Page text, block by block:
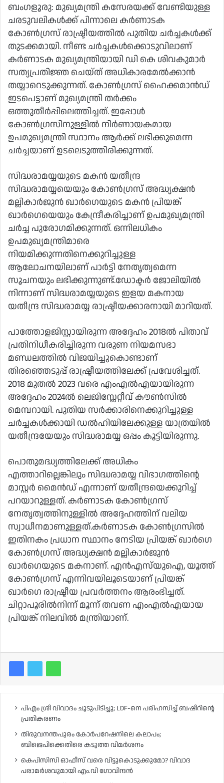
ബംഗളൂരു: മുഖ്യമന്ത്രി കസേരയക്ക് വേണ്ടിയുള്ള
ചരടുവലികൾക്ക് പിന്നാലെ കർണാടക
കോൺഗ്രസ് രാഷ്ട്രീയത്തിൽ പുതിയ ചർച്ചകൾക്ക്
തുടക്കമായി. നീണ്ട ചർച്ചകൾക്കൊടുവിലാണ്
കർണാടക മുഖ്യമന്ത്രിയായി ഡി കെ ശിവകുമാർ
സത്യപ്രതിജ്ഞ ചെയ്ത് അധികാരമേൽക്കാൻ
തയ്യാറെടുക്കുന്നത്. കോൺഗ്രസ് ഹൈക്കമാൻഡ്
ഇടപെട്ടാണ് മുഖ്യമന്ത്രി തർക്കം
ഒത്തുതീർപ്പിലെത്തിച്ചത്. ഇപ്പോൾ
കോൺഗ്രസിനുള്ളിൽ നിർണായകമായ
ഉപമുഖ്യമന്ത്രി സ്ഥാനം ആർക്ക് ലഭിക്കുമെന്ന
ചർച്ചയാണ് ഉടലെടുത്തിരിക്കുന്നത്.
സിദ്ധരാമയ്യയുടെ മകൻ യതീന്ദ്ര
സിദ്ധരാമയ്യയെയും കോൺഗ്രസ് അദ്ധ്യക്ഷൻ
മല്ലികാർജുൻ ഖാർഗെയുടെ മകൻ പ്രിയങ്ക്
ഖാർഗെയെയും കേന്ദ്രീകരിച്ചാണ് ഉപമുഖ്യമന്ത്രി
ചർച്ച പുരോഗമിക്കുന്നത്. ഒന്നിലധികം
ഉപമുഖ്യമന്ത്രിമാരെ
നിയമിക്കുന്നതിനെക്കുറിച്ചുള്ള
ആലോചനയിലാണ് പാർട്ടി നേതൃത്വമെന്ന
സൂചനയും ലഭിക്കുന്നുണ്ട്.ഡോക്ടർ ജോലിയിൽ
നിന്നാണ് സിദ്ധരാമയ്യയുടെ ഇളയ മകനായ
യതീന്ദ്ര സിദ്ധരാമയ്യ രാഷ്ട്രീയക്കാരനായി മാറിയത്.
പാത്തോളജിസ്റ്റായിരുന്ന അദ്ദേഹം 2018ൽ പിതാവ്
പ്രതിനിധീകരിച്ചിരുന്ന വരുണ നിയമസഭാ
മണ്ഡലത്തിൽ വിജയിച്ചുകൊണ്ടാണ്
തിരഞ്ഞെടുപ്പ് രാഷ്ട്രീയത്തിലേക്ക് പ്രവേശിച്ചത്.
2018 മുതൽ 2023 വരെ എംഎൽഎയായിരുന്ന
അദ്ദേഹം 2024ൽ ലെജിസ്ലേറ്റീവ് കൗൺസിൽ
മെമ്പറായി. പുതിയ സർക്കാരിനെക്കുറിച്ചുള്ള
ചർച്ചകൾക്കായി ഡൽഹിയിലേക്കുള്ള യാത്രയിൽ
യതീന്ദ്രയേയും സിദ്ധരാമയ്യ ഒപ്പം കൂട്ടിയിരുന്നു.
പൊതുമദ്ധ്യത്തിലേക്ക് അധികം
എത്താറില്ലെങ്കിലും സിദ്ധരാമയ്യ വിഭാഗത്തിന്റെ
മാസ്റ്റർ മൈൻഡ് എന്നാണ് യതീന്ദ്രയെക്കുറിച്ച്
പറയാറുള്ളത്. കർണാടക കോൺഗ്രസ്
നേതൃത്വത്തിനുള്ളിൽ അദ്ദേഹത്തിന് വലിയ
സ്വാധീനമാണുള്ളത്.കർണാടക കോൺഗ്രസിൽ
ഇതിനകം പ്രധാന സ്ഥാനം നേടിയ പ്രിയങ്ക് ഖാർഗെ
കോൺഗ്രസ് അദ്ധ്യക്ഷൻ മല്ലികാർജുൻ
ഖാർഗെയുടെ മകനാണ്. എൻഎസ്‌യുഐ, യൂത്ത്
കോൺഗ്രസ് എന്നിവയിലൂടെയാണ് പ്രിയങ്ക്
ഖാർഗെ രാഷ്ട്രീയ പ്രവർത്തനം ആരംഭിച്ചത്.
ചിറ്റാപൂരിൽനിന്ന് മൂന്ന് തവണ എംഎൽഎയായ
പ്രിയങ്ക് നിലവിൽ മന്ത്രിയാണ്.
പിഎം ശ്രീ വിവാദം ചൂടുപിടിച്ചു; LDF-നെ പരിഹസിച്ച് ബഷീറിന്റെ
പ്രതികരണം
തിരുവനന്തപുരം കോർപറേഷനിലെ കലാപം;
ബിജെപിക്കെതിരെ കടുത്ത വിമർശനം
കെപിസിസി ഓഫീസ് വരെ വിട്ടുകൊടുക്കുമോ? വിവാദ
പരാമർശവുമായി എം.വി ഗോവിന്ദൻ